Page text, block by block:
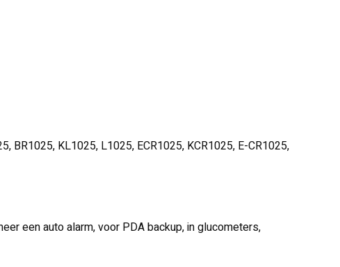
KL1025, L1025, ECR1025, KCR1025, E-CR1025,
een auto alarm, voor PDA backup, in glucometers,